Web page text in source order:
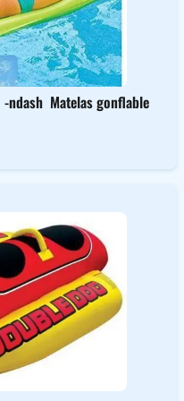
-ndash Matelas gonflable